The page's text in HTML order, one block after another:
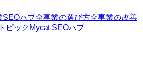
SEOハブ全事業の選び方全事業の改善
ピック Mycat SEOハブ